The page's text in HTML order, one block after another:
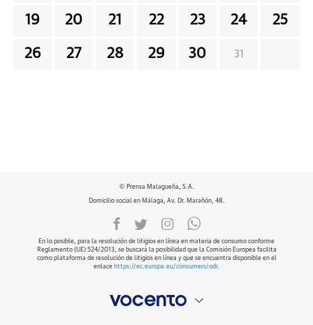
19 20 21 22 23 24 25
26 27 28 29 30 31
© Prensa Malagueña, S.A.
Domicilio social en Málaga, Av. Dr. Marañón, 48.
En lo posible, para la resolución de litigios en línea en materia de consumo conforme
Reglamento (UE) 524/2013, se buscará la posibilidad que la Comisión Europea facilita
como plataforma de resolución de litigios en línea y que se encuentra disponible en el
enlace https://ec.europa.eu/consumers/odr.